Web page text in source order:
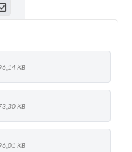
KB
KB
KB